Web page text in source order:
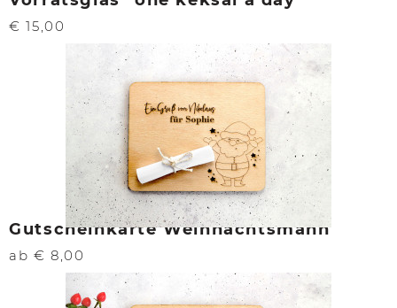
€ 15,00
Gutscheinkarte Weihnachtsmann
ab € 8,00